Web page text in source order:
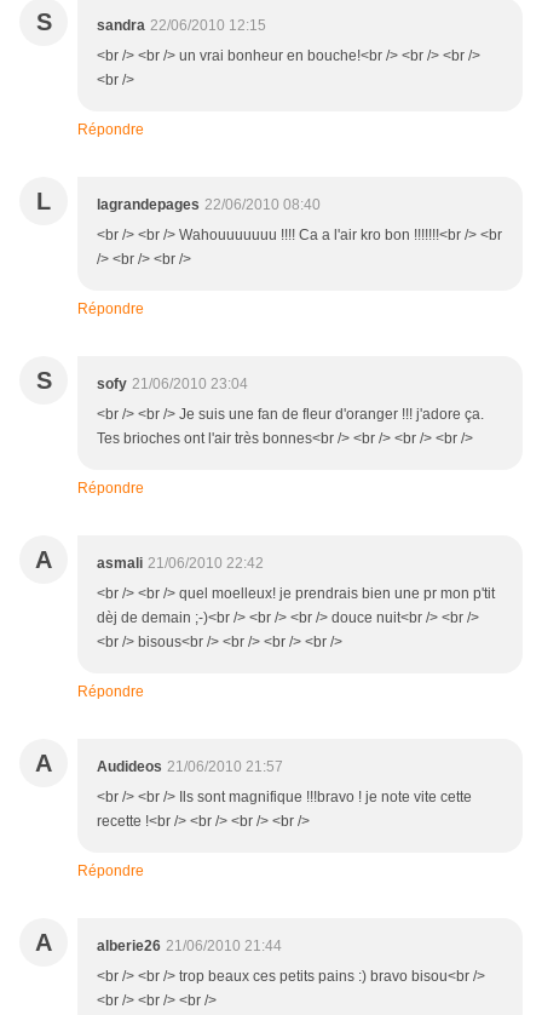
S sandra 22/06/2010 12:15
<br /> <br /> un vrai bonheur en bouche!<br /> <br /> <br />
<br />
Répondre
L lagrandepages 22/06/2010 08:40
<br /> <br /> Wahouuuuuuu !!!! Ca a l'air kro bon !!!!!!!<br /> <br
/> <br /> <br />
Répondre
S sofy 21/06/2010 23:04
<br /> <br /> Je suis une fan de fleur d'oranger !!! j'adore ça.
Tes brioches ont l'air très bonnes<br /> <br /> <br /> <br />
Répondre
A asmali 21/06/2010 22:42
<br /> <br /> quel moelleux! je prendrais bien une pr mon p'tit
dèj de demain ;-)<br /> <br /> <br /> douce nuit<br /> <br />
<br /> bisous<br /> <br /> <br /> <br />
Répondre
A Audideos 21/06/2010 21:57
<br /> <br /> Ils sont magnifique !!!bravo ! je note vite cette
recette !<br /> <br /> <br /> <br />
Répondre
A alberie26 21/06/2010 21:44
<br /> <br /> trop beaux ces petits pains :) bravo bisou<br />
<br /> <br /> <br />